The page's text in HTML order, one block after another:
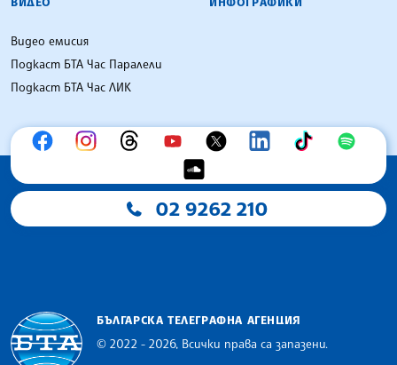
Видео емисия
Подкаст БТА Час Паралели
Подкаст БТА Час ЛИК
02 9262 210
БЪЛГАРСКА ТЕЛЕГРАФНА АГЕНЦИЯ
© 2022 - 2026, Всички права са запазени.